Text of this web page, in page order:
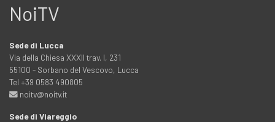
NoiTV
Sede di Lucca
Via della Chiesa XXXII trav. I, 231
55100 - Sorbano del Vescovo, Lucca
Tel +39 0583 490805
noitv@noitv.it
Sede di Viareggio